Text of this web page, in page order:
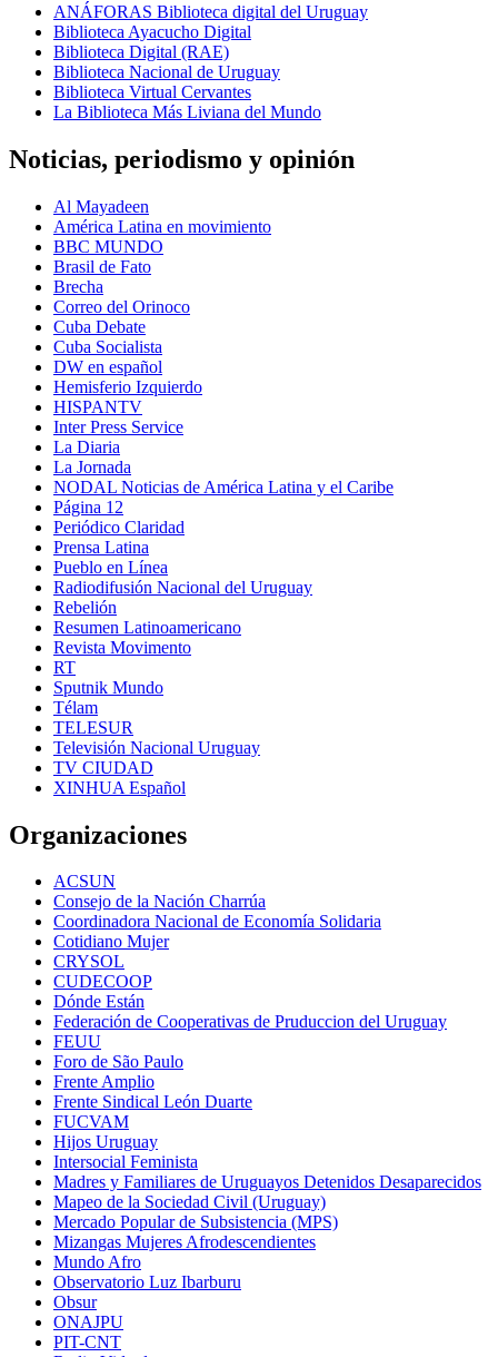
ANÁFORAS Biblioteca digital del Uruguay
Biblioteca Ayacucho Digital
Biblioteca Digital (RAE)
Biblioteca Nacional de Uruguay
Biblioteca Virtual Cervantes
La Biblioteca Más Liviana del Mundo
Noticias, periodismo y opinión
Al Mayadeen
América Latina en movimiento
BBC MUNDO
Brasil de Fato
Brecha
Correo del Orinoco
Cuba Debate
Cuba Socialista
DW en español
Hemisferio Izquierdo
HISPANTV
Inter Press Service
La Diaria
La Jornada
NODAL Noticias de América Latina y el Caribe
Página 12
Periódico Claridad
Prensa Latina
Pueblo en Línea
Radiodifusión Nacional del Uruguay
Rebelión
Resumen Latinoamericano
Revista Movimento
RT
Sputnik Mundo
Télam
TELESUR
Televisión Nacional Uruguay
TV CIUDAD
XINHUA Español
Organizaciones
ACSUN
Consejo de la Nación Charrúa
Coordinadora Nacional de Economía Solidaria
Cotidiano Mujer
CRYSOL
CUDECOOP
Dónde Están
Federación de Cooperativas de Pruduccion del Uruguay
FEUU
Foro de São Paulo
Frente Amplio
Frente Sindical León Duarte
FUCVAM
Hijos Uruguay
Intersocial Feminista
Madres y Familiares de Uruguayos Detenidos Desaparecidos
Mapeo de la Sociedad Civil (Uruguay)
Mercado Popular de Subsistencia (MPS)
Mizangas Mujeres Afrodescendientes
Mundo Afro
Observatorio Luz Ibarburu
Obsur
ONAJPU
PIT-CNT